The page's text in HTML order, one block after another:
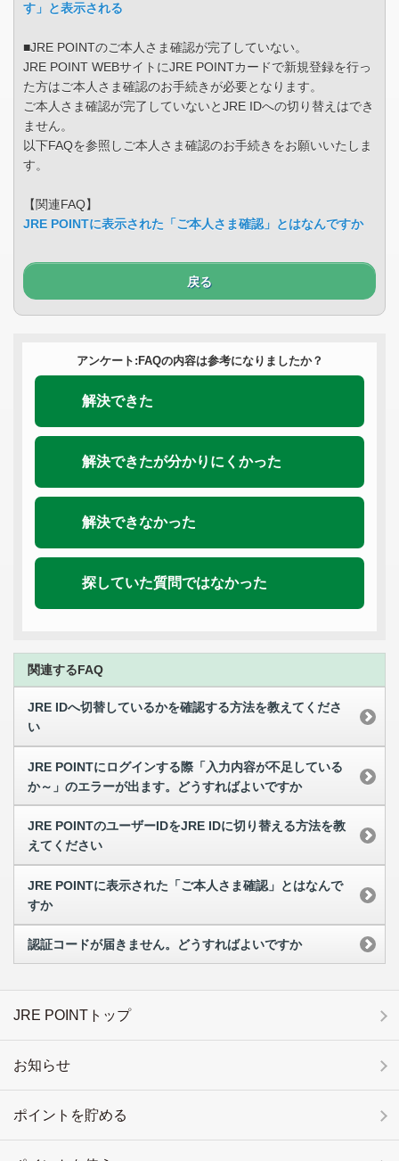
す」と表示される
■JRE POINTのご本人さま確認が完了していない。
JRE POINT WEBサイトにJRE POINTカードで新規登録を行っ
た方はご本人さま確認のお手続きが必要となります。
ご本人さま確認が完了していないとJRE IDへの切り替えはでき
ません。
以下FAQを参照しご本人さま確認のお手続きをお願いいたしま
す。
【関連FAQ】
JRE POINTに表示された「ご本人さま確認」とはなんですか
戻る
アンケート:FAQの内容は参考になりましたか？
解決できた
解決できたが分かりにくかった
解決できなかった
探していた質問ではなかった
関連するFAQ
JRE IDへ切替しているかを確認する方法を教えてくださ
い
JRE POINTにログインする際「入力内容が不足している
か～」のエラーが出ます。どうすればよいですか
JRE POINTのユーザーIDをJRE IDに切り替える方法を教
えてください
JRE POINTに表示された「ご本人さま確認」とはなんで
すか
認証コードが届きません。どうすればよいですか
JRE POINTトップ
お知らせ
ポイントを貯める